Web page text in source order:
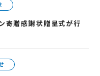
寄贈感謝状贈呈式が行